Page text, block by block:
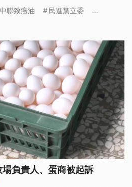
黨團提案要求，公開下架20%
網公布。
中聯致癌油 民進黨立委 ...
負責人、蛋商被起訴